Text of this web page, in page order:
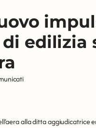
edilizia
alla ditta